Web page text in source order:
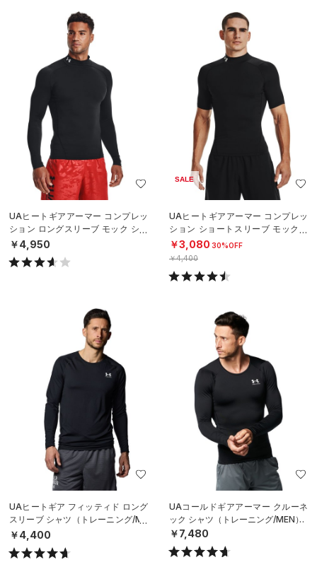
UAヒートギアアーマー コンプレッ
ション ロングスリーブ モック シャ
ツ（トレーニング/MEN）
￥4,950
SALE
UAヒートギアアーマー コンプレッ
ション ショートスリーブ モックネ
ック シャツ（トレーニング/MEN）
￥3,080 30%OFF
￥4,400
UAヒートギア フィッティド ロング
スリーブ シャツ（トレーニング/ME
N）
￥4,400
UAコールドギアアーマー クルーネ
ック シャツ（トレーニング/MEN）
￥7,480